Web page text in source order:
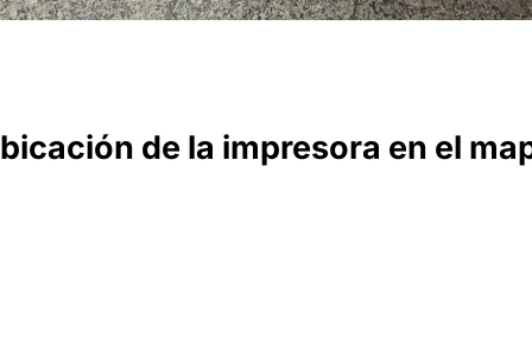
de la impresora en el